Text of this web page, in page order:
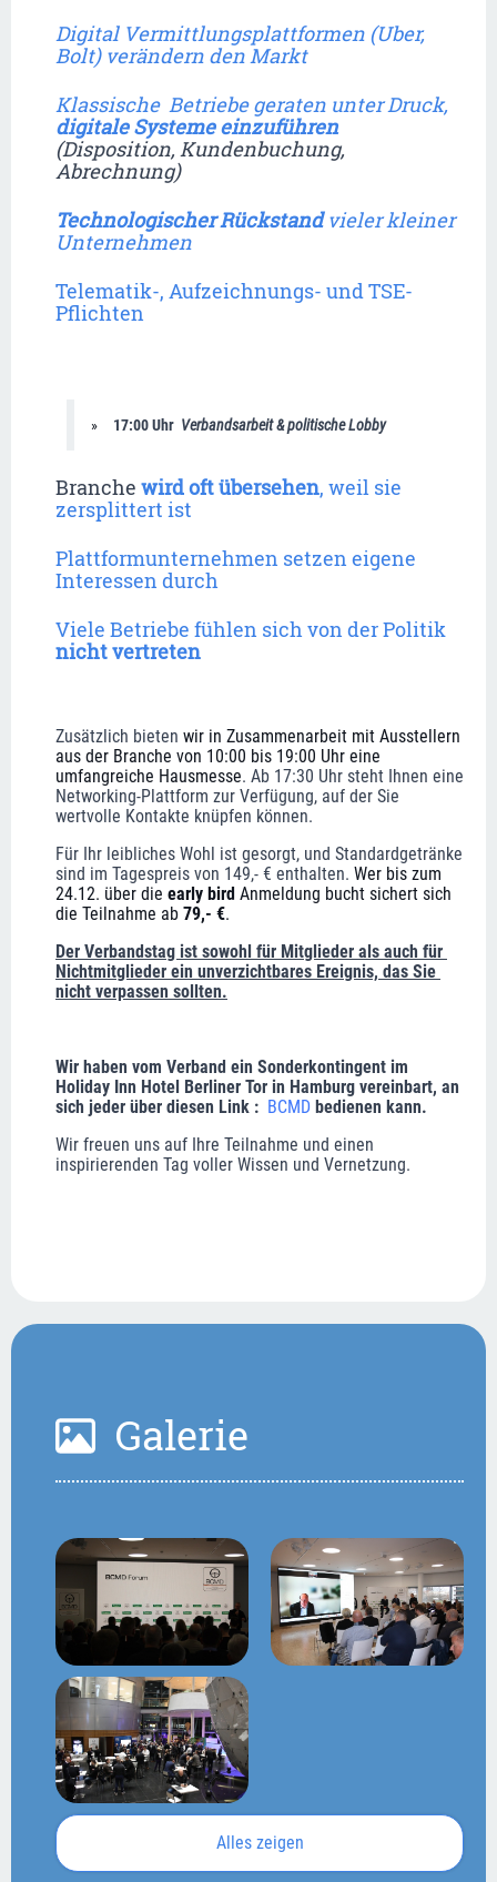
Digital Vermittlungsplattformen (Uber,
Bolt) verändern den Markt
(Disposition, Kundenbuchung,
Abrechnung)
Technologischer Rückstand vieler kleiner
Unternehmen
Telematik-, Aufzeichnungs- und TSE-
Pflichten
17:00 Uhr Verbandsarbeit & politische Lobby
Branche wird oft übersehen, weil sie
zersplittert ist
Plattformunternehmen setzen eigene
Interessen durch
nicht vertreten
Zusätzlich bieten wir in Zusammenarbeit mit Ausstellern
aus der Branche von 10:00 bis 19:00 Uhr eine
umfangreiche Hausmesse. Ab 17:30 Uhr steht Ihnen eine
Networking-Plattform zur Verfügung, auf der Sie
wertvolle Kontakte knüpfen können.
Für Ihr leibliches Wohl ist gesorgt, und Standardgetränke
sind im Tagespreis von 149,- € enthalten. Wer bis zum
24.12. über die early bird Anmeldung bucht sichert sich
die Teilnahme ab 79,- €.
Der Verbandstag ist sowohl für Mitglieder als auch für
Nichtmitglieder ein unverzichtbares Ereignis, das Sie
nicht verpassen sollten.
Wir haben vom Verband ein Sonderkontingent im
Holiday Inn Hotel Berliner Tor in Hamburg vereinbart, an
sich jeder über diesen Link : BCMD bedienen kann.
Wir freuen uns auf Ihre Teilnahme und einen
inspirierenden Tag voller Wissen und Vernetzung.
Galerie
Alles zeigen